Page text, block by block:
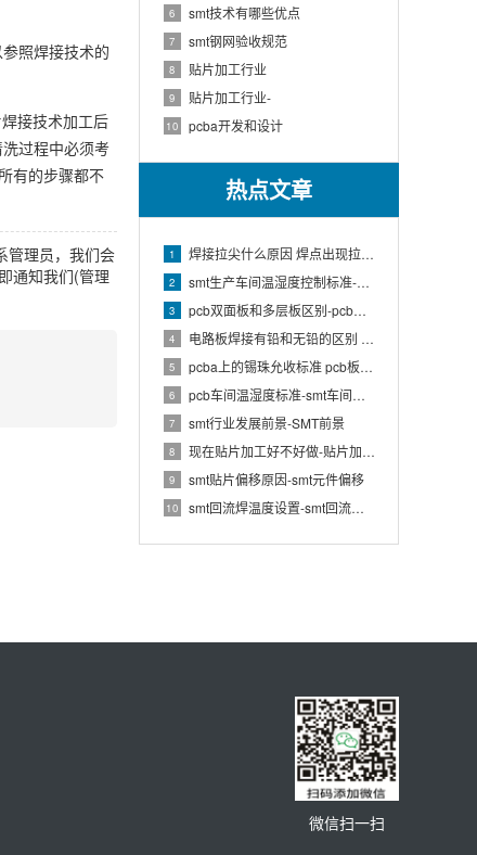
6 smt技术有哪些优点
7 smt钢网验收规范
8 贴片加工行业
9 贴片加工行业-
10 pcba开发和设计
热点文章
1 焊接拉尖什么原因 焊点出现拉尖现象如何处理
2 smt生产车间温湿度控制标准-SMT车间温湿度
3 pcb双面板和多层板区别-pcb单层板和双层板区别
4 电路板焊接有铅和无铅的区别 电路板用有铅的焊锡还是无铅的
5 pcba上的锡珠允收标准 pcb板上锡珠允许标准
6 pcb车间温湿度标准-smt车间规定的温度,湿度
7 smt行业发展前景-SMT前景
8 现在贴片加工好不好做-贴片加工厂还有前景吗
9 smt贴片偏移原因-smt元件偏移
10 smt回流焊温度设置-smt回流焊温度范围
照焊接技术的
接技术加工后
过程中必须考
有的步骤都不
管理员，我们会
通知我们(管理
微信扫一扫